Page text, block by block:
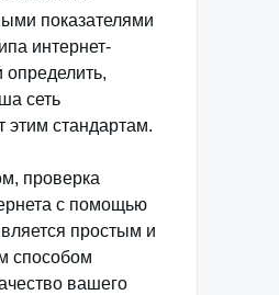
показателями
интернет-
определить,
сеть
этим стандартам.
проверка
с помощью
простым и
способом
вашего